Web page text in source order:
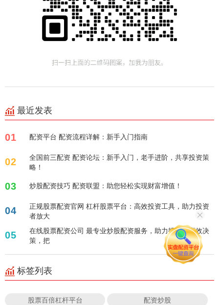
最近发表
01 配资平台 配资流程详解：新手入门指南
02
全国前三配资 配资论坛：新手入门，老手进阶，共享投资策
略！
03 炒股配资技巧 配资联盟：助您轻松实现财富增值！
04
正规股票配资官网 杠杆股票平台：高效投资工具，助力投资
者放大
05
在线股票配资公司 最专业炒股配资服务，助力投资者高效决
策，把
标签列表
股票百倍杠杆平台 配资炒股